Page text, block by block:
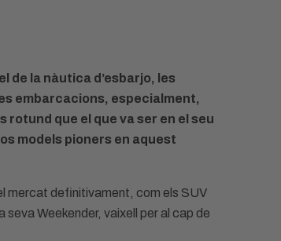
de la nàutica d’esbarjo, les
embarcacions, especialment,
rotund que el que va ser en el seu
models pioners en aquest
mercat definitivament, com els SUV
Weekender, vaixell per al cap de